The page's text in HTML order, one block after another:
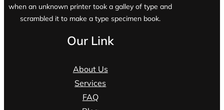
when an unknown printer took a galley of type and
scrambled it to make a type specimen book.
Our Link
About Us
Services
FAQ